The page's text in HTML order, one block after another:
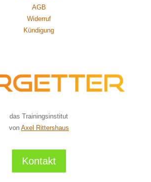
AGB
Widerruf
Kündigung
das Trainingsinstitut
von Axel Rittershaus
Kontakt